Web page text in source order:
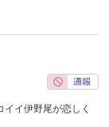
イ伊野尾が恋しく